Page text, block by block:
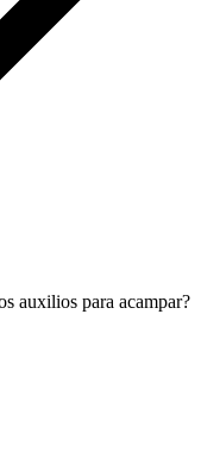
auxilios para acampar?